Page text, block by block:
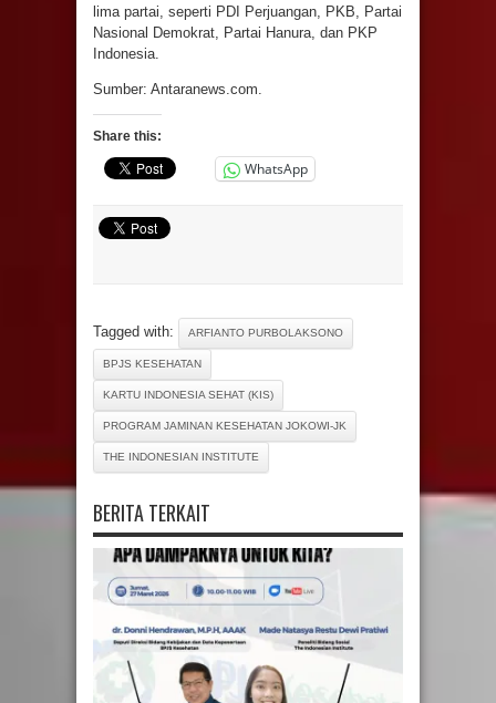
lima partai, seperti PDI Perjuangan, PKB, Partai
Nasional Demokrat, Partai Hanura, dan PKP
Indonesia.
Sumber: Antaranews.com.
Share this:
WhatsApp
Tagged with: ARFIANTO PURBOLAKSONO
BPJS KESEHATAN
KARTU INDONESIA SEHAT (KIS)
PROGRAM JAMINAN KESEHATAN JOKOWI-JK
THE INDONESIAN INSTITUTE
BERITA TERKAIT